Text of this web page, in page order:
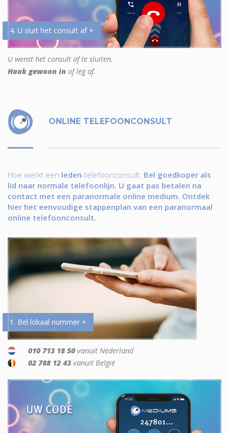
4. U sluit het consult af +
U wenst het consult af te sluiten.
Haak gewoon in of leg af.
ONLINE TELEFOONCONSULT
Hoe werkt een leden-telefoonconsult. Bel goedkoper als
lid naar normale telefoonlijn. U gaat pas betalen na
contact met een paranormale online medium. Ontdek
hier het eenvoudige stappenplan van een paranormaal
online telefoonconsult.
1. Bel lokaal nummer +
010 713 18 50 vanuit Nederland
02 788 12 43 vanuit België